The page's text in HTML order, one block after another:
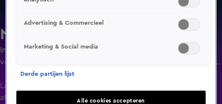
Nieuws van de Dag
In dit opinie- en actualiteitenprogramma bespreken
verslaggevers en opiniemakers van De Telegraaf en Hart van
Nederland het nieuws waar Nederland over praat.
Laatste
aflevering
Advertising & Commercieel
Marketing & Social media
Derde partijen lijst
Alle cookies accepteren